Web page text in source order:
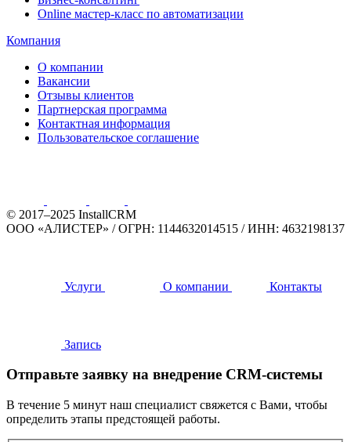
Online мастер-класс по автоматизации
Компания
О компании
Вакансии
Отзывы клиентов
Партнерская программа
Контактная информация
Пользовательское соглашение
© 2017–2025 InstallCRM
ООО «АЛИСТЕР» /ОГРН: 1144632014515 /ИНН: 4632198137
Услуги О компании Контакты
Запись
Отправьте заявку на внедрение CRM-системы
В течение 5 минут наш специалист свяжется с Вами, чтобы
определить этапы предстоящей работы.